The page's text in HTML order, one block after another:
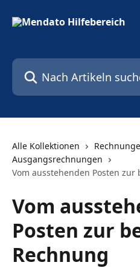
Nach Artikeln suchen …
Alle Kollektionen
Ausgangsrechnungen
Vom ausstehenden Posten zur
Vom
Posten zur
Rechnung